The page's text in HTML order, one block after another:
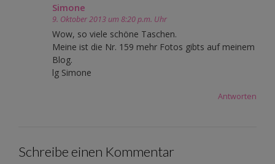
Simone
9. Oktober 2013 um 8:20 p.m. Uhr
Wow, so viele schöne Taschen.
Meine ist die Nr. 159 mehr Fotos gibts auf meinem
Blog.
lg Simone
Antworten
Schreibe einen Kommentar